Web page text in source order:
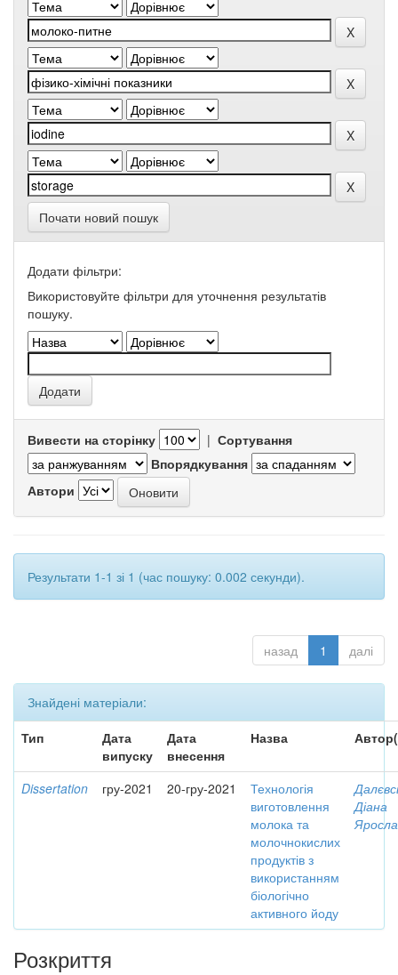
Почати новий пошук
Додати фільтри:
Використовуйте фільтри для уточнення результатів
пошуку.
Вивести на сторінку | Сортування
Впорядкування
Автори
Результати 1-1 зі 1 (час пошуку: 0.002 секунди).
назад 1 далі
Знайдені матеріали:
Тип
Дата
випуску
Дата
внесення
Назва
Dissertation гру-2021 20-гру-2021
Технологія
виготовлення
молока та
молочнокислих
продуктів з
використанням
біологічно
активного йоду
Діана
Розкриття